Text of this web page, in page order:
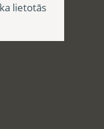
lietotās